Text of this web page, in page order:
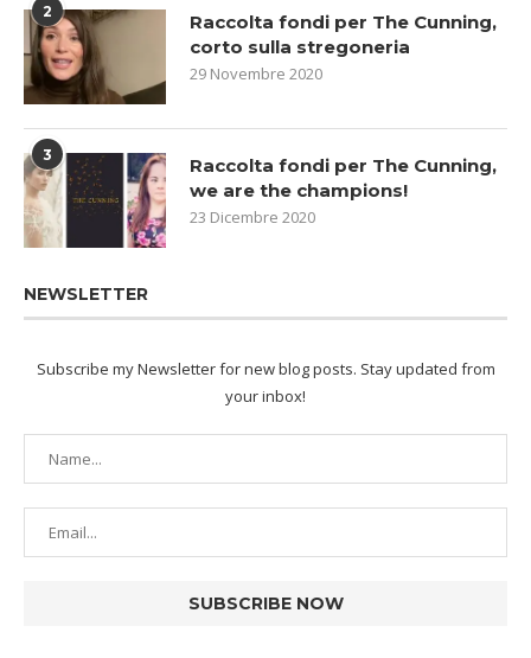
2
Raccolta fondi per The Cunning,
corto sulla stregoneria
29 Novembre 2020
3
Raccolta fondi per The Cunning,
we are the champions!
23 Dicembre 2020
NEWSLETTER
Subscribe my Newsletter for new blog posts. Stay updated from
your inbox!